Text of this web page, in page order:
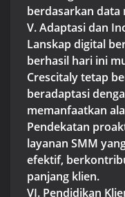
berdasarkan data
V. Adaptasi dan
Lanskap digital
berhasil hari ini
Crescitaly tetap
beradaptasi
memanfaatkan
Pendekatan
layanan SMM
efektif,
panjang klien.
VI. Pendidikan